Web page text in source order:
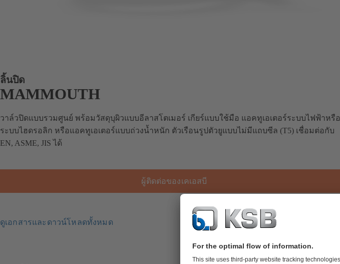
ลิ้นปิด
MAMMOUTH
วาล์วปิดแบบรวมศูนย์ พร้อมวัสดุบุผิวแบบอีลาสโตเมอร์ เกียร์แบบใช้มือ แอคทูเอเตอร์ระบบไฟฟ้าหรือ
ระบบไฮดรอลิก หรือแอคทูเอเตอร์แบบถ่วงน้ำหนัก ตัวเรือนรูปตัวยูแบบไม่มีแถบซีล (T5) เชื่อมต่อกับ
EN, ASME, JIS ได้
ผู้ติดต่อของเคเอสบี
ดูเอกสารและดาวน์โหลดทั้งหมด